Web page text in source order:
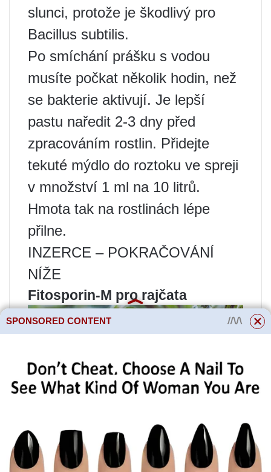
slunci, protože je škodlivý pro
Bacillus subtilis.
Po smíchání prášku s vodou
musíte počkat několik hodin, než
se bakterie aktivují. Je lepší
pastu naředit 2-3 dny před
zpracováním rostlin. Přidejte
tekuté mýdlo do roztoku ve spreji
v množství 1 ml na 10 litrů.
Hmota tak na rostlinách lépe
přilne.
INZERCE – POKRAČOVÁNÍ
NÍŽE
Fitosporin-M pro rajčata
Vyrábí se speciální Fitosporin pro
SPONSORED CONTENT